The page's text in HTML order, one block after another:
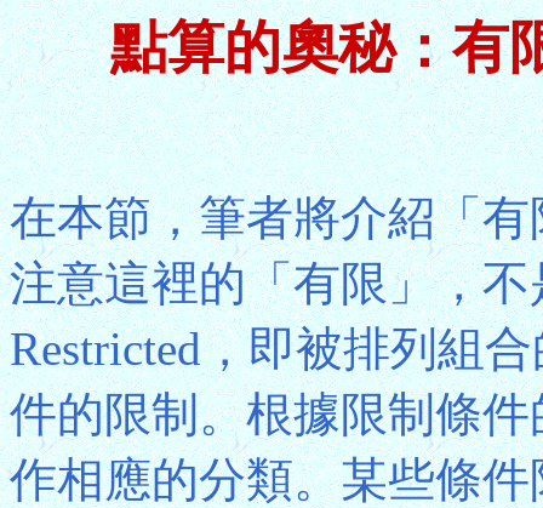
點算的奧秘：有
在本節，筆者將介紹「
注意這裡的「有限」，
Restricted，即被排列組
件的限制。根據限制條
作相應的分類。某些條